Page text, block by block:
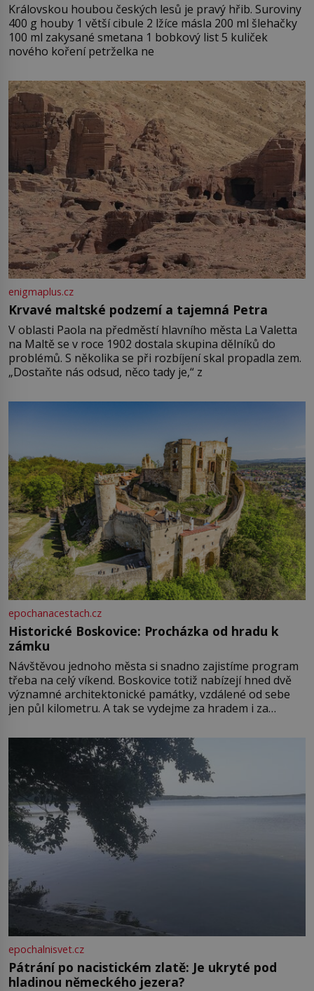
Královskou houbou českých lesů je pravý hřib. Suroviny
400 g houby 1 větší cibule 2 lžíce másla 200 ml šlehačky
100 ml zakysané smetana 1 bobkový list 5 kuliček
nového koření petrželka ne
enigmaplus.cz
Krvavé maltské podzemí a tajemná Petra
V oblasti Paola na předměstí hlavního města La Valetta
na Maltě se v roce 1902 dostala skupina dělníků do
problémů. S několika se při rozbíjení skal propadla zem.
„Dostaňte nás odsud, něco tady je,“ z
epochanacestach.cz
Historické Boskovice: Procházka od hradu k
zámku
Návštěvou jednoho města si snadno zajistíme program
třeba na celý víkend. Boskovice totiž nabízejí hned dvě
významné architektonické památky, vzdálené od sebe
jen půl kilometru. A tak se vydejme za hradem i za
Boskovice na okraji Drahanské vrchoviny vznikla někdy
ve13. století, a už v roce 1313 kronikáři zaznamenali
epochalnisvet.cz
Pátrání po nacistickém zlatě: Je ukryté pod
hladinou německého jezera?